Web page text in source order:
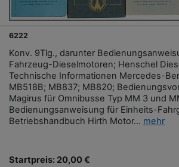
6222
Konv. 9Tlg., darunter
Fahrzeug-Dieselmotoren; Henschel
Technische Informationen Mercedes-
MB518B; MB837; MB820;
Magirus für Omnibusse Typ MM 3 und
Bedienungsanweisung für Einheits-
Betriebshandbuch Hirth Motor... mehr
Startpreis: 20,00 €